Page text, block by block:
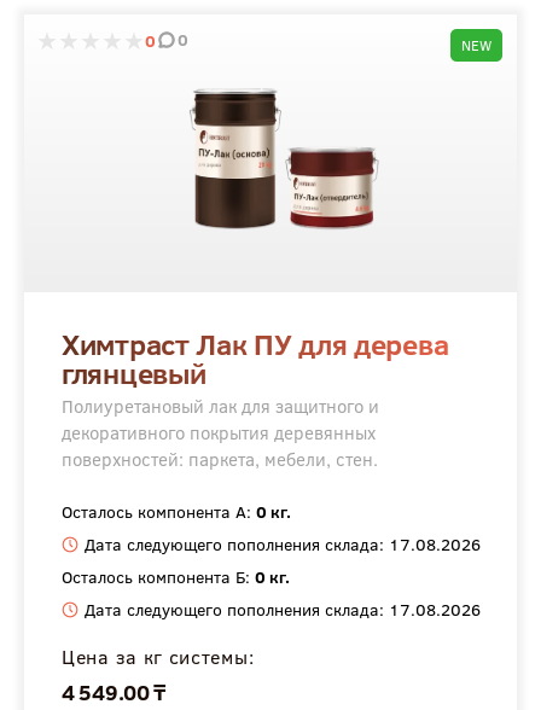
0 0 NEW
Химтраст Лак ПУ для дерева
глянцевый
Полиуретановый лак для защитного и
декоративного покрытия деревянных
поверхностей: паркета, мебели, стен.
Осталось компонента А: 0 кг.
Дата следующего пополнения склада: 17.08.2026
Осталось компонента Б: 0 кг.
Дата следующего пополнения склада: 17.08.2026
Цена за кг системы:
4 549.00 ₸